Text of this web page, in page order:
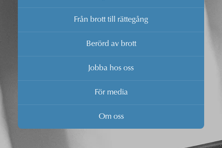
Från brott till rättegång
Berörd av brott
Jobba hos oss
För media
Om oss